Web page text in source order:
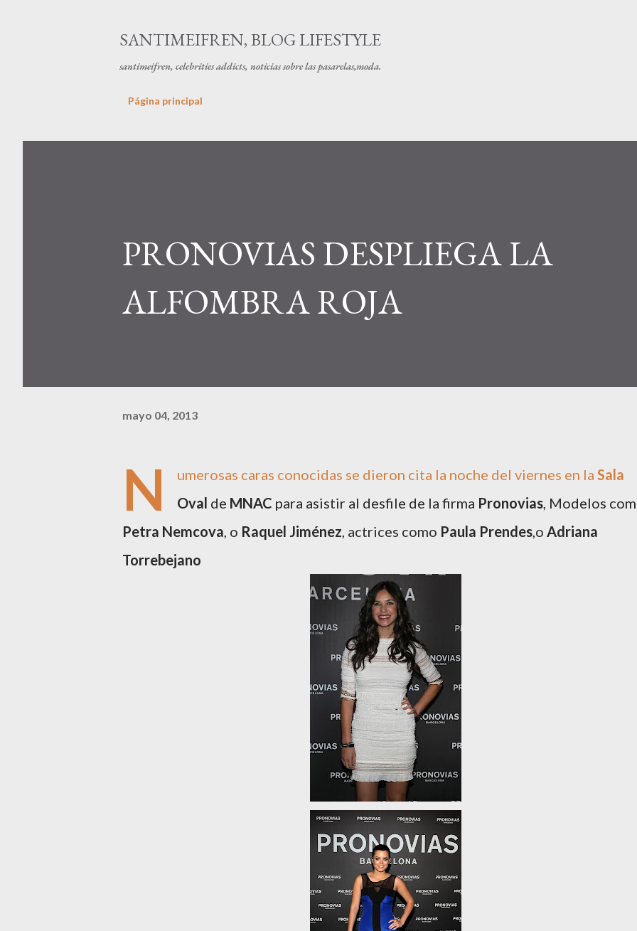
SANTIMEIFREN, BLOG LIFESTYLE
santimeifren, celebrities addicts, noticias sobre las pasarelas,moda.
Página principal
PRONOVIAS DESPLIEGA LA
ALFOMBRA ROJA
mayo 04, 2013
N umerosas caras conocidas se dieron cita la noche del viernes en la Sala
Oval de MNAC para asistir al desfile de la firma Pronovias, Modelos
Petra Nemcova, o Raquel Jiménez, actrices como Paula Prendes,o Adriana
Torrebejano